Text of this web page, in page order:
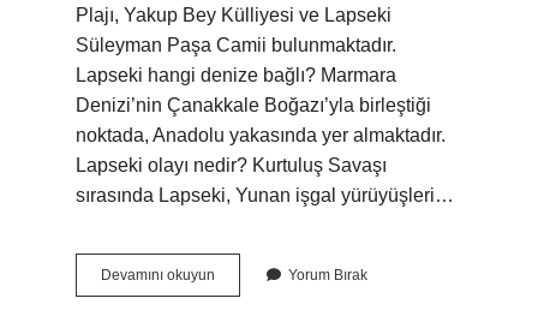
Plajı, Yakup Bey Külliyesi ve Lapseki
Süleyman Paşa Camii bulunmaktadır.
Lapseki hangi denize bağlı? Marmara
Denizi’nin Çanakkale Boğazı’yla birleştiği
noktada, Anadolu yakasında yer almaktadır.
Lapseki olayı nedir? Kurtuluş Savaşı
sırasında Lapseki, Yunan işgal yürüyüşleri…
Devamını okuyun
Ilçesi
Yorum Bırak